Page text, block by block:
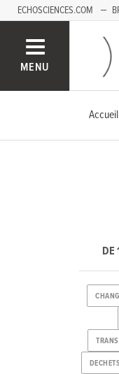
ECHOSCIENCES.COM
MENU
Accueil
DE
DECHETS